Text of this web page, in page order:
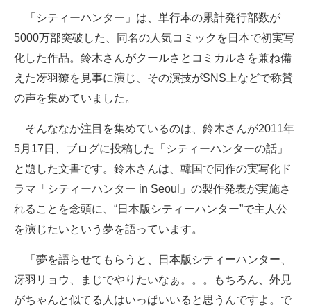
「シティーハンター」は、単行本の累計発行部数が
5000万部突破した、同名の人気コミックを日本で初実写
化した作品。鈴木さんがクールさとコミカルさを兼ね備
えた冴羽獠を見事に演じ、その演技がSNS上などで称賛
の声を集めていました。
そんななか注目を集めているのは、鈴木さんが2011年
5月17日、ブログに投稿した「シティーハンターの話」
と題した文書です。鈴木さんは、韓国で同作の実写化ド
ラマ「シティーハンター in Seoul」の製作発表が実施さ
れることを念頭に、“日本版シティーハンター”で主人公
を演じたいという夢を語っています。
「夢を語らせてもらうと、日本版シティーハンター、
冴羽リョウ、まじでやりたいなぁ。。。もちろん、外見
がちゃんと似てる人はいっぱいいると思うんですよ。で